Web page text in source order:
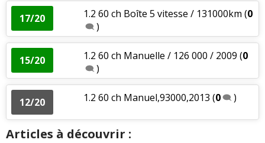
17/20 1.2 60 ch Boîte 5 vitesse / 131000km (0
)
15/20 1.2 60 ch Manuelle / 126 000 / 2009 (0
)
12/20 1.2 60 ch Manuel,93000,2013 (0 )
Articles à découvrir :